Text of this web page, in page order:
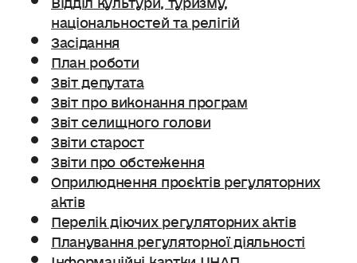
національностей та релігій
Засідання
План роботи
Звіт депутата
Звіт про виконання програм
Звіт селищного голови
Звіти старост
Звіти про обстеження
Оприлюднення проєктів регуляторних
актів
Перелік діючих регуляторних актів
Планування регуляторної діяльності